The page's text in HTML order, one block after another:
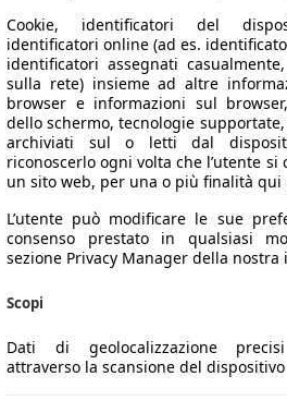
Cookie, identificatori del
identificatori online (ad es.
identificatori assegnati
sulla rete) insieme ad altre
browser e informazioni sul
dello schermo, tecnologie supportate,
archiviati sul o letti dal
riconoscerlo ogni volta che l’utente si
un sito web, per una o più finalità qui
L’utente può modificare le sue
consenso prestato in qualsiasi
sezione Privacy Manager della nostra
Scopi
Dati di geolocalizzazione
attraverso la scansione del dispositivo